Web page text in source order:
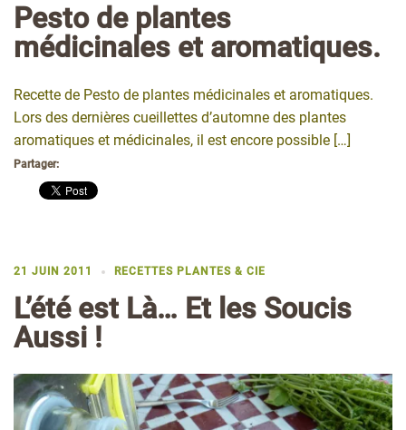
Pesto de plantes
médicinales et aromatiques.
Recette de Pesto de plantes médicinales et aromatiques.
Lors des dernières cueillettes d’automne des plantes
aromatiques et médicinales, il est encore possible […]
Partager:
21 JUIN 2011 RECETTES PLANTES & CIE
L’été est Là… Et les Soucis
Aussi !